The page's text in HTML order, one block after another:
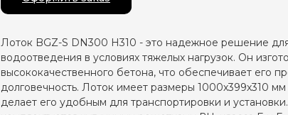
Лоток BGZ-S DN300 H310 - это надежное решение
водоотведения в условиях тяжелых нагрузок. Он
высококачественного бетона, что обеспечивает его
долговечность. Лоток имеет размеры 1000х399х310 мм
делает его удобным для транспортировки и